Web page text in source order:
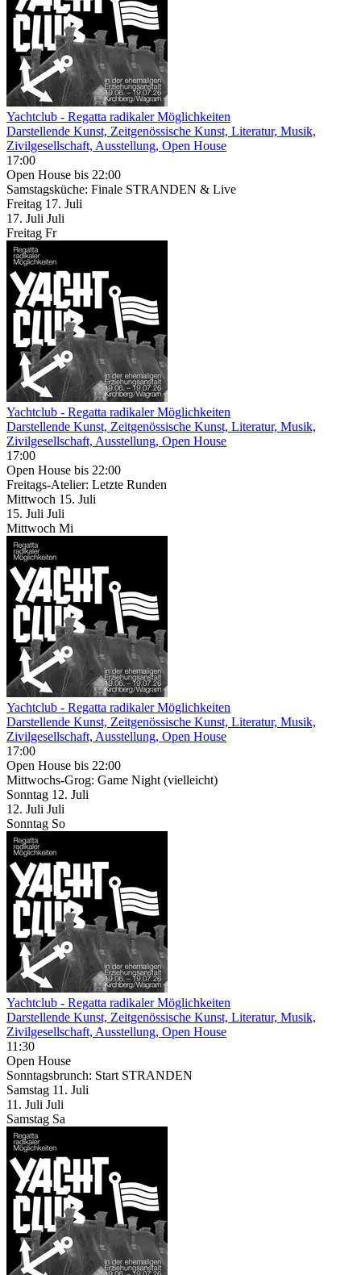
Yachtclub - Regatta radikaler Möglichkeiten
Darstellende Kunst, Zeitgenössische Kunst, Literatur, Musik,
Zivilgesellschaft, Ausstellung, Open House
17:00
Open House bis 22:00
Samstagsküche: Finale STRANDEN & Live
Freitag 17. Juli
17. Juli Juli
Freitag Fr
Yachtclub - Regatta radikaler Möglichkeiten
Darstellende Kunst, Zeitgenössische Kunst, Literatur, Musik,
Zivilgesellschaft, Ausstellung, Open House
17:00
Open House bis 22:00
Freitags-Atelier: Letzte Runden
Mittwoch 15. Juli
15. Juli Juli
Mittwoch Mi
Yachtclub - Regatta radikaler Möglichkeiten
Darstellende Kunst, Zeitgenössische Kunst, Literatur, Musik,
Zivilgesellschaft, Ausstellung, Open House
17:00
Open House bis 22:00
Mittwochs-Grog: Game Night (vielleicht)
Sonntag 12. Juli
12. Juli Juli
Sonntag So
Yachtclub - Regatta radikaler Möglichkeiten
Darstellende Kunst, Zeitgenössische Kunst, Literatur, Musik,
Zivilgesellschaft, Ausstellung, Open House
11:30
Open House
Sonntagsbrunch: Start STRANDEN
Samstag 11. Juli
11. Juli Juli
Samstag Sa